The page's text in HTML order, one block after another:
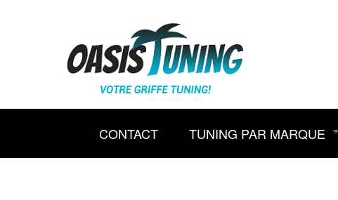
CONTACT TUNING PAR MARQUE